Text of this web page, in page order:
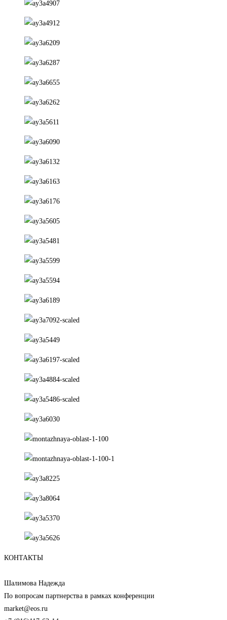
КОНТАКТЫ
Шалимова Надежда
По вопросам партнерства в рамках конференции
market@eos.ru